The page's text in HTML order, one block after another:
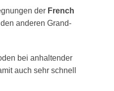
der French
anderen Grand-
bei anhaltender
auch sehr schnell